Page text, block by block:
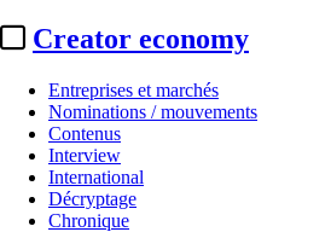
Creator economy
Entreprises et marchés
Nominations / mouvements
Contenus
Interview
International
Décryptage
Chronique